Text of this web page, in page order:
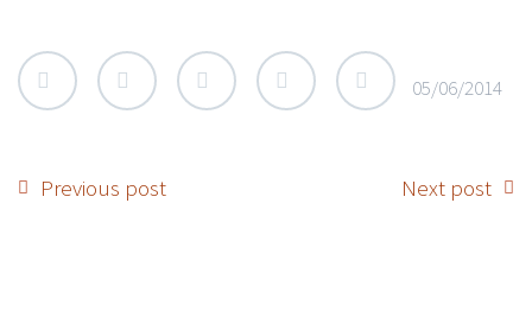
05/06/2014
Previous post Next post